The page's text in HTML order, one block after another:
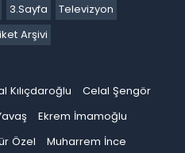
3.Sayfa
Televizyon
Arşivi
Kılıçdaroğlu
Celal Şengör
Ekrem İmamoğlu
Özel
Muharrem İnce